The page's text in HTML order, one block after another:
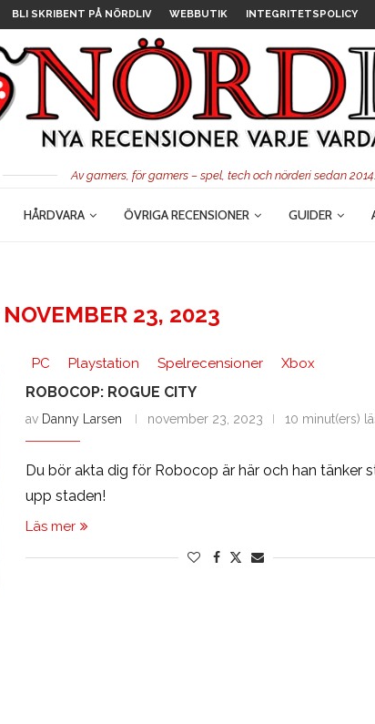
BLI SKRIBENT PÅ NÖRDLIV WEBBUTIK INTEGRITETSPOLICY
Av gamers, för gamers – spel, tech och nörderi sedan 2014.
HÅRDVARA ÖVRIGA RECENSIONER GUIDER
NOVEMBER 23, 2023
PC Playstation Spelrecensioner Xbox
ROBOCOP: ROGUE CITY
av Danny Larsen november 23, 2023 10 minut(ers)
Du bör akta dig för Robocop är här och han tänker
upp staden!
Läs mer